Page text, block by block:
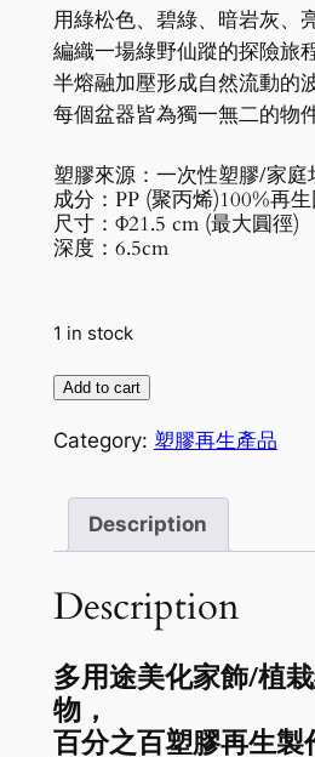
用綠松色、碧綠、暗岩灰、
編織一場綠野仙蹤的探險旅程
半熔融加壓形成自然流動的
每個盆器皆為獨一無二的物件
塑膠來源：一次性塑膠/家庭
成分： PP (聚丙烯)100%再
尺寸： Φ21.5 cm (最大圓徑)
深度：6.5cm
1 in stock
六
形
quantity
Add to cart
Category: 塑膠再生產品
Description
Description
多用途美化家飾/植
物，
百分之百塑膠再生製